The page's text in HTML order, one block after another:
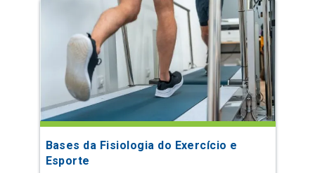
Bases da Fisiologia do Exercício e
Esporte